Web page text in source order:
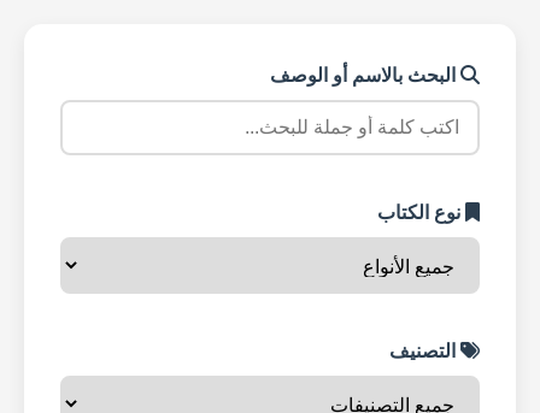
البحث بالاسم أو الوصف
نوع الكتاب
التصنيف